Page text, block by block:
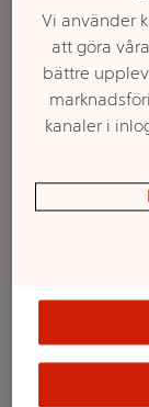
ICA
Vi använder
att göra
bättre
kanaler i